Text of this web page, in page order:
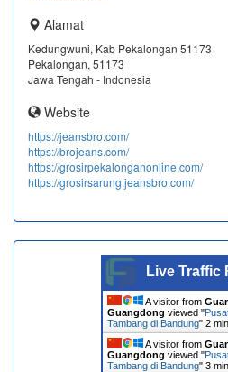
Alamat
Kedungwuni, Kab Pekalongan 51173
Pekalongan, 51173
Jawa Tengah - Indonesia
Website
https://jeansbro.com/
https://brojeans.com/
https://grosirpekalonganonline.com/
https://grosirsarung.jeansbro.com/
Live Traffic
A visitor from
Guangdong viewed "
Tambang di Bandung" 2
A visitor from
Guangdong viewed "
Tambang di Bandung" 3